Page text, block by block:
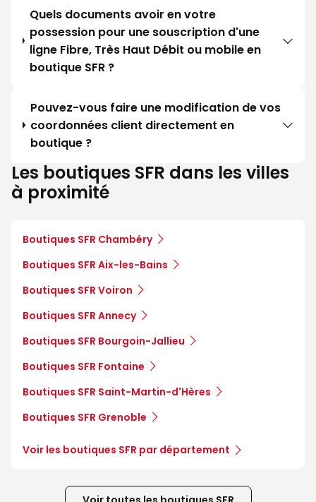
Quels documents avoir en votre
possession pour une souscription d'une
ligne Fibre, Très Haut Débit ou mobile en
boutique SFR ?
Pouvez-vous faire une modification de vos
coordonnées client directement en
boutique ?
Les boutiques SFR dans les villes
à proximité
Boutiques SFR Chambéry
Boutiques SFR Aix-les-Bains
Boutiques SFR Voiron
Boutiques SFR Annecy
Boutiques SFR Bourgoin-Jallieu
Boutiques SFR Fontaine
Boutiques SFR Saint-Martin-d'Hères
Boutiques SFR Grenoble
Voir les boutiques SFR par département